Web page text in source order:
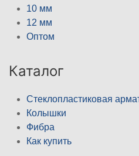
10 мм
12 мм
Оптом
Каталог
Стеклопластиковая
Колышки
Фибра
Как купить